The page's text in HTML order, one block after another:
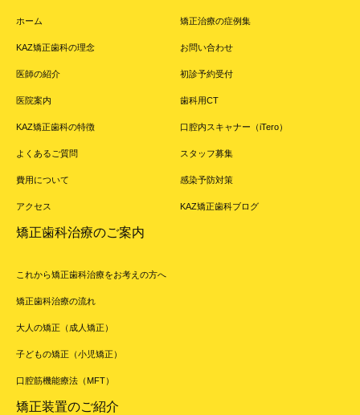
ホーム
KAZ矯正歯科の理念
医師の紹介
医院案内
KAZ矯正歯科の特徴
よくあるご質問
費用について
アクセス
矯正治療の症例集
お問い合わせ
初診予約受付
歯科用CT
口腔内スキャナー（iTero）
スタッフ募集
感染予防対策
KAZ矯正歯科ブログ
矯正歯科治療のご案内
これから矯正歯科治療をお考えの方へ
矯正歯科治療の流れ
大人の矯正（成人矯正）
子どもの矯正（小児矯正）
口腔筋機能療法（MFT）
矯正装置のご紹介